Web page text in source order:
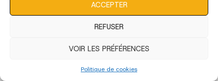
ACCEPTER
REFUSER
VOIR LES PRÉFÉRENCES
Politique de cookies